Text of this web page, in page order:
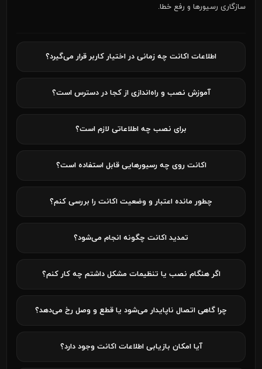
سازگاری رسیورها و رفع خطا.
اطلاعات اکانت چه زمانی در اختیار کاربر قرار می‌گیرد؟
آموزش نصب و راه‌اندازی از کجا در دسترس است؟
برای نصب چه اطلاعاتی لازم است؟
اکانت روی چه رسیورهایی قابل استفاده است؟
چطور مانده اعتبار و وضعیت اکانت را بررسی کنم؟
تمدید اکانت چگونه انجام می‌شود؟
اگر هنگام نصب یا تنظیمات مشکل داشتم چه کار کنم؟
چرا گاهی اتصال ناپایدار می‌شود یا قطع و وصل رخ می‌دهد؟
آیا امکان بازیابی اطلاعات اکانت وجود دارد؟